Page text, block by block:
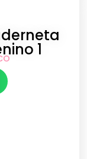
1